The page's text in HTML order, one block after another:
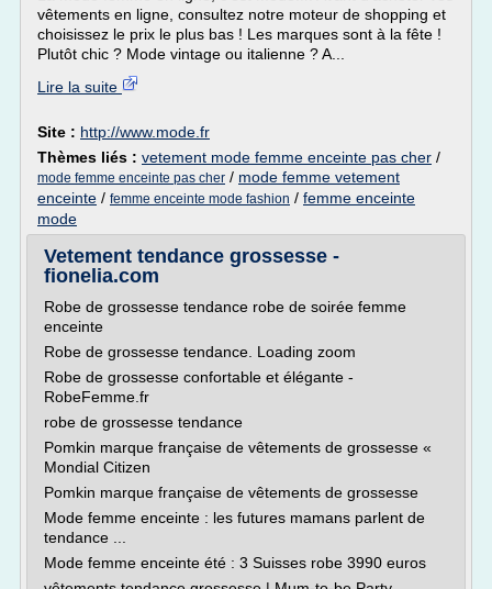
vêtements en ligne, consultez notre moteur de shopping et
choisissez le prix le plus bas ! Les marques sont à la fête !
Plutôt chic ? Mode vintage ou italienne ? A...
Lire la suite
Site : http://www.mode.fr
Thèmes liés : vetement mode femme enceinte pas cher /
mode femme enceinte pas cher / mode femme vetement
enceinte / femme enceinte mode fashion / femme enceinte
mode
Vetement tendance grossesse -
fionelia.com
Robe de grossesse tendance robe de soirée femme
enceinte
Robe de grossesse tendance. Loading zoom
Robe de grossesse confortable et élégante -
RobeFemme.fr
robe de grossesse tendance
Pomkin marque française de vêtements de grossesse «
Mondial Citizen
Pomkin marque française de vêtements de grossesse
Mode femme enceinte : les futures mamans parlent de
tendance ...
Mode femme enceinte été : 3 Suisses robe 3990 euros